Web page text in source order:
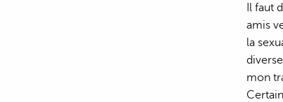
Il faut
amis
la
mon